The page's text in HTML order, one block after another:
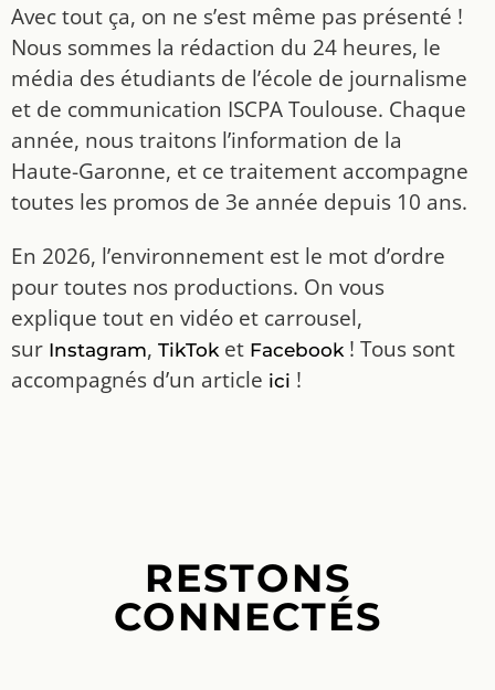
Avec tout ça, on ne s’est même pas présenté !
Nous sommes la rédaction du 24 heures, le
média des étudiants de l’école de journalisme
et de communication ISCPA Toulouse. Chaque
année, nous traitons l’information de la
Haute-Garonne, et ce traitement accompagne
toutes les promos de 3e année depuis 10 ans.
En 2026, l’environnement est le mot d’ordre
pour toutes nos productions. On vous
explique tout en vidéo et carrousel,
sur Instagram, TikToket Facebook! Tous sont
accompagnés d’un article ici !
RESTONS
CONNECTÉS